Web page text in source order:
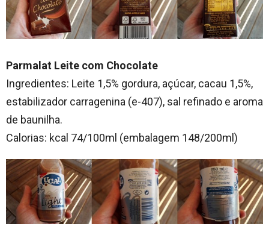
Parmalat Leite com Chocolate
Ingredientes: Leite 1,5% gordura, açúcar, cacau 1,5%,
estabilizador carragenina (e-407), sal refinado e aroma
de baunilha.
Calorias: kcal 74/100ml (embalagem 148/200ml)